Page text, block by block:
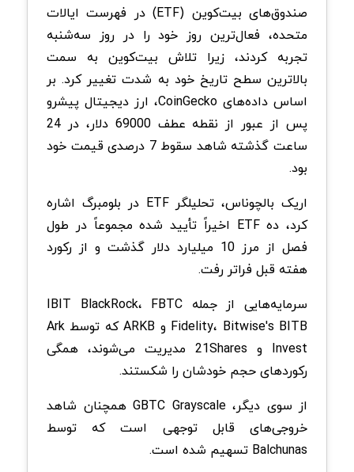
صندوق‌های بیت‌کوین (ETF) در فهرست ایالات
متحده، فعال‌ترین روز خود را در روز سه‌شنبه
تجربه کردند، زیرا تلاش بیت‌کوین به سمت
بالاترین سطح تاریخ خود به شدت تغییر کرد. بر
اساس داده‌های CoinGecko، ارز دیجیتال پیشرو
پس از عبور از نقطه عطف 69000 دلار، در 24
ساعت گذشته شاهد سقوط 7 درصدی قیمت خود
بود.
اریک بالچوناس، تحلیلگر ETF در بلومبرگ اشاره
کرد، ده ETF اخیراً تأیید شده مجموعاً در طول
فصل از مرز 10 میلیارد دلار گذشت و از رکورد
هفته قبل فراتر رفت.
سرمایه‌هایی از جمله IBIT BlackRock، FBTC
Fidelity، Bitwise's BITB و ARKB که توسط Ark
Invest و 21Shares مدیریت می‌شوند، همگی
رکوردهای حجم خودشان را شکستند.
از سوی دیگر، GBTC Grayscale همچنان شاهد
خروجی‌های قابل توجهی است که توسط
Balchunas تسهیم شده است.